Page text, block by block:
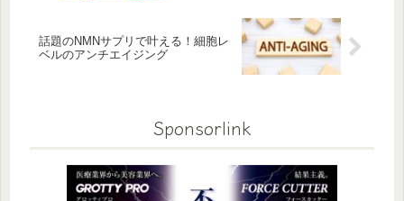
話題のNMNサプリで叶える！細胞レ
ベルのアンチエイジング
Sponsorlink